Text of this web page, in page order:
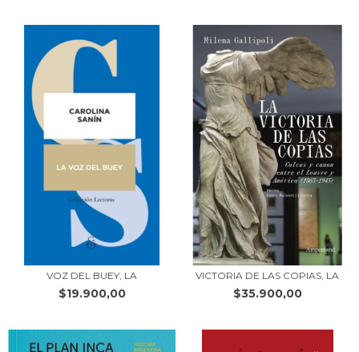
VOZ DEL BUEY, LA
$19.900,00
VICTORIA DE LAS COPIAS, LA
$35.900,00